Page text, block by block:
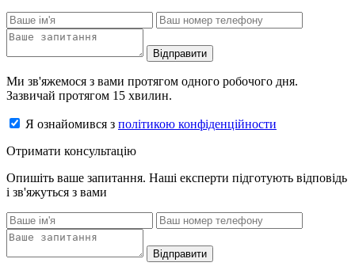
Відправити
Ми зв'яжемося з вами протягом одного робочого дня.
Зазвичай протягом 15 хвилин.
Я ознайомився з політикою конфіденційности
Отримати консультацію
Опишіть ваше запитання. Наші експерти підготують відповідь
і зв'яжуться з вами
Відправити